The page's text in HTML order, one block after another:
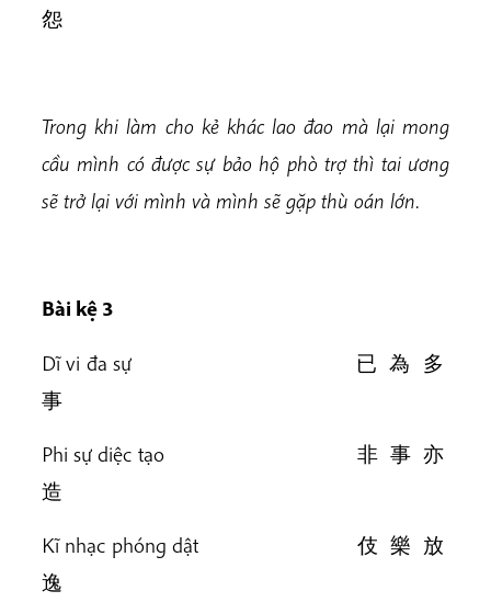
怨
Trong khi làm cho kẻ khác lao đao mà lại mong
cầu mình có được sự bảo hộ phò trợ thì tai ương
sẽ trở lại với mình và mình sẽ gặp thù oán lớn.
Bài kệ 3
Dĩ vi đa sự 已 為 多
事
Phi sự diệc tạo 非 事 亦
造
Kĩ nhạc phóng dật 伎 樂 放
逸